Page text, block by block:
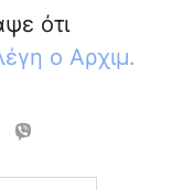
ότι
ο Αρχιμ.